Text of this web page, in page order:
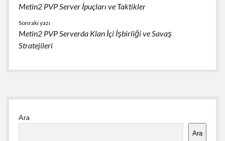
Metin2 PVP Server İpuçları ve Taktikler
Sonraki yazı
Metin2 PVP Serverda Klan İçi İşbirliği ve Savaş
Stratejileri
Yan
Menü
Ara
Ara